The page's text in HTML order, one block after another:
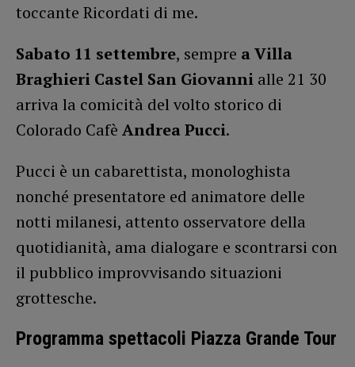
toccante Ricordati di me.
Sabato 11 settembre, sempre a Villa
Braghieri Castel San Giovanni alle 21 30
arriva la comicità del volto storico di
Colorado Cafè Andrea Pucci.
Pucci è un cabarettista, monologhista
nonché presentatore ed animatore delle
notti milanesi, attento osservatore della
quotidianità, ama dialogare e scontrarsi con
il pubblico improvvisando situazioni
grottesche.
Programma spettacoli Piazza Grande Tour